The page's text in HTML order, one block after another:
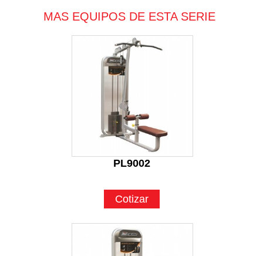
MAS EQUIPOS DE ESTA SERIE
PL9002
Cotizar